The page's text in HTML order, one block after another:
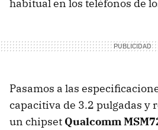
habitual en los teléfonos de
Pasamos a las
capacitiva de 3.2 pulgadas y
un chipset Qualcomm